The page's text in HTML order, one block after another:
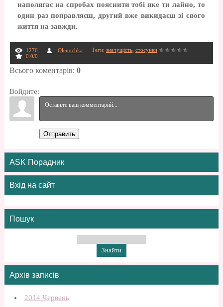
наполягає на спробах пояснити тобі яке ти лайно, то
один раз поправляєш, другий вже викидаєш зі свого
життя на завжди.
1276 Olenochka Теги: значущість, стосунки
0.0/0
Всього коментарів: 0
Войдите:
Отправить
ASK Порадник
Вхід на сайт
Пошук
Архів записів
2014 Червень